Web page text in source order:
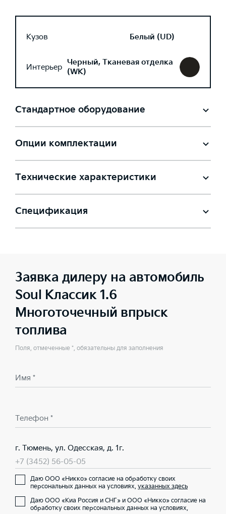
Кузов Белый (UD)
Интерьер Черный, Тканевая отделка
(WK)
Стандартное оборудование
Опции комплектации
Технические характеристики
Спецификация
Заявка дилеру на автомобиль
Soul Классик 1.6
Многоточечный впрыск
топлива
Поля, отмеченные *, обязательны для заполнения
Имя *
Телефон *
г. Тюмень, ул. Одесская, д. 1г.
+7 (3452) 56-05-05
Даю ООО «Никко» согласие на обработку своих
персональных данных на условиях, указанных здесь
Даю ООО «Киа Россия и СНГ» и ООО «Никко» согласие на
обработку своих персональных данных на условиях,